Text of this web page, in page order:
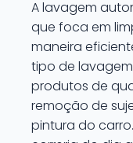
A lavagem
que foca em
maneira
tipo de
produtos de
remoção de
pintura do